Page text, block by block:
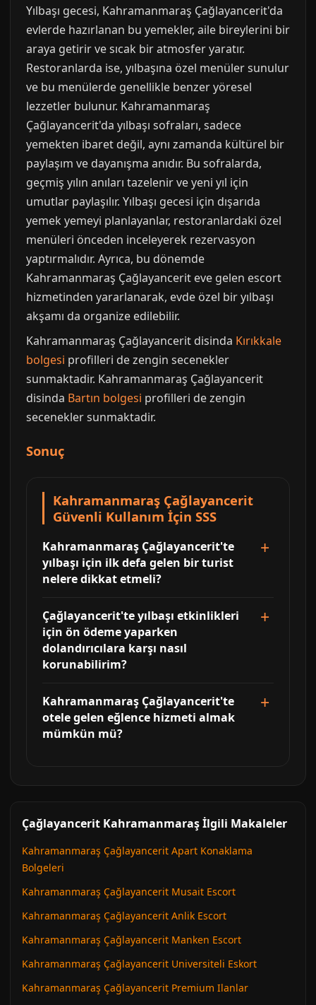
Yılbaşı gecesi, Kahramanmaraş Çağlayancerit'da
evlerde hazırlanan bu yemekler, aile bireylerini bir
araya getirir ve sıcak bir atmosfer yaratır.
Restoranlarda ise, yılbaşına özel menüler sunulur
ve bu menülerde genellikle benzer yöresel
lezzetler bulunur. Kahramanmaraş
Çağlayancerit'da yılbaşı sofraları, sadece
yemekten ibaret değil, aynı zamanda kültürel bir
paylaşım ve dayanışma anıdır. Bu sofralarda,
geçmiş yılın anıları tazelenir ve yeni yıl için
umutlar paylaşılır. Yılbaşı gecesi için dışarıda
yemek yemeyi planlayanlar, restoranlardaki özel
menüleri önceden inceleyerek rezervasyon
yaptırmalıdır. Ayrıca, bu dönemde
Kahramanmaraş Çağlayancerit eve gelen escort
hizmetinden yararlanarak, evde özel bir yılbaşı
akşamı da organize edilebilir.
Kahramanmaraş Çağlayancerit disinda Kırıkkale
bolgesi profilleri de zengin secenekler
sunmaktadir. Kahramanmaraş Çağlayancerit
disinda Bartın bolgesi profilleri de zengin
secenekler sunmaktadir.
Sonuç
Kahramanmaraş Çağlayancerit
Güvenli Kullanım İçin SSS
Kahramanmaraş Çağlayancerit'te
yılbaşı için ilk defa gelen bir turist
nelere dikkat etmeli?
Çağlayancerit'te yılbaşı etkinlikleri
için ön ödeme yaparken
dolandırıcılara karşı nasıl
korunabilirim?
Kahramanmaraş Çağlayancerit'te
otele gelen eğlence hizmeti almak
mümkün mü?
Çağlayancerit Kahramanmaraş İlgili Makaleler
Kahramanmaraş Çağlayancerit Apart Konaklama
Bolgeleri
Kahramanmaraş Çağlayancerit Musait Escort
Kahramanmaraş Çağlayancerit Anlik Escort
Kahramanmaraş Çağlayancerit Manken Escort
Kahramanmaraş Çağlayancerit Universiteli Eskort
Kahramanmaraş Çağlayancerit Premium Ilanlar